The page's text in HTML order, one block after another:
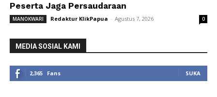
Peserta Jaga Persaudaraan
MANOKWARI Redaktur KlikPapua - Agustus 7, 2026 0
MEDIA SOSIAL KAMI
2,365 Fans SUKA